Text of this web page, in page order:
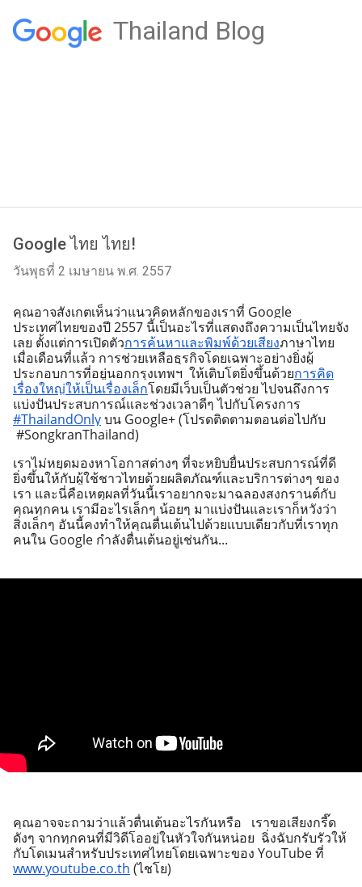
Thailand Blog
Google ไทย ไทย!
วันพุธที่ 2 เมษายน พ.ศ. 2557
คุณอาจสังเกตเห็นว่าแนวคิดหลักของเราที่ Google
ประเทศไทยของปี 2557 นี้เป็นอะไรที่แสดงถึงความเป็นไทยจัง
เลย ตั้งแต่การเปิดตัวการค้นหาและพิมพ์ด้วยเสียงภาษาไทย
เมื่อเดือนที่แล้ว การช่วยเหลือธุรกิจโดยเฉพาะอย่างยิ่งผู้
ประกอบการที่อยู่นอกกรุงเทพฯ  ให้เติบโตยิ่งขึ้นด้วยการคิด
เรื่องใหญ่ให้เป็นเรื่องเล็กโดยมีเว็บเป็นตัวช่วย ไปจนถึงการ
#ThailandOnly บน Google+ (โปรดติดตามตอนต่อไปกับ
#SongkranThailand)
เราไม่หยุดมองหาโอกาสต่างๆ ที่จะหยิบยื่นประสบการณ์ที่ดี
ยิ่งขึ้นให้กับผู้ใช้ชาวไทยด้วยผลิตภัณฑ์และบริการต่างๆ ของ
เรา และนี่คือเหตุผลที่วันนี้เราอยากจะมาฉลองสงกรานต์กับ
คุณทุกคน เรามีอะไรเล็กๆ น้อยๆ มาแบ่งปันและเราก็หวังว่า
สิ่งเล็กๆ อันนี้คงทำให้คุณตื่นเต้นไปด้วยแบบเดียวกับที่เราทุก
คนใน Google กำลังตื่นเต้นอยู่เช่นกัน...
คุณอาจจะถามว่าแล้วตื่นเต้นอะไรกันหรือ   เราขอเสียงกรี๊ด
ดังๆ จากทุกคนที่มีวิดีโออยู่ในหัวใจกันหน่อย  ฉิ่งฉับกรับรัวให้
www.youtube.co.th (ไชโย)